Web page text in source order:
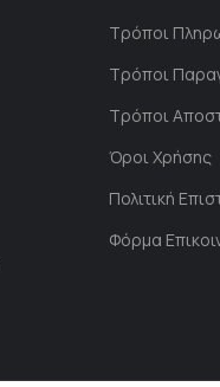
Ε
ν
μ
ε
τ
Τρόποι
Τρόποι
Τρόποι
Όροι Χρήσης
Πολιτική
Φόρμα